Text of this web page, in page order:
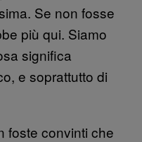
Se non fosse
più qui. Siamo
significa
e soprattutto di
foste convinti che